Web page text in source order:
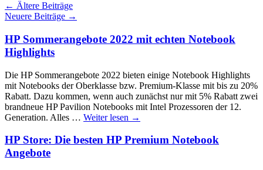
← Ältere Beiträge
Neuere Beiträge →
HP Sommerangebote 2022 mit echten Notebook
Highlights
Die HP Sommerangebote 2022 bieten einige Notebook Highlights
mit Notebooks der Oberklasse bzw. Premium-Klasse mit bis zu 20%
Rabatt. Dazu kommen, wenn auch zunächst nur mit 5% Rabatt zwei
brandneue HP Pavilion Notebooks mit Intel Prozessoren der 12.
Generation. Alles … Weiter lesen →
HP Store: Die besten HP Premium Notebook
Angebote